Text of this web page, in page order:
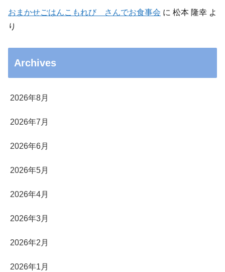
おまかせごはんこもれび さんでお食事会 に 松本 隆幸 よ
り
Archives
2026年8月
2026年7月
2026年6月
2026年5月
2026年4月
2026年3月
2026年2月
2026年1月